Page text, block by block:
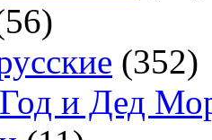
(352)
и Дед